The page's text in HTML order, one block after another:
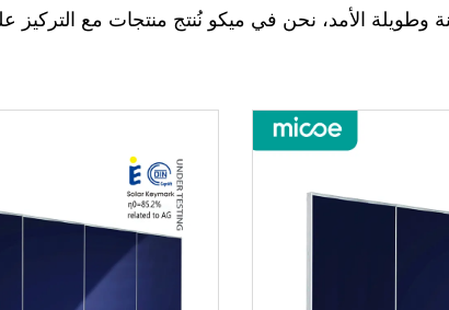
متينة وطويلة الأمد، نحن في ميكو نُنتج منتجات مع